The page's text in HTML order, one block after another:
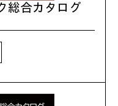
総合カタログ